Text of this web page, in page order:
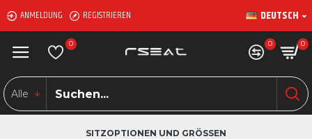
ANMELDUNG REGISTRIEREN DEUTSCH
0 0 0
Alle
SITZOPTIONEN UND GRÖSSEN